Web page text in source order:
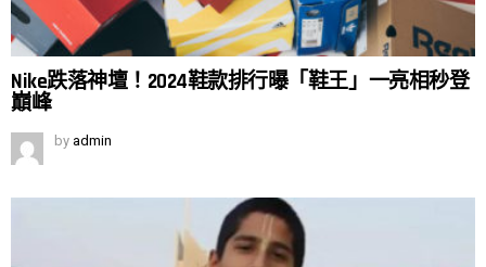
Nike跌落神壇！2024鞋款排行曝「鞋王」一亮相秒登
巔峰
by admin